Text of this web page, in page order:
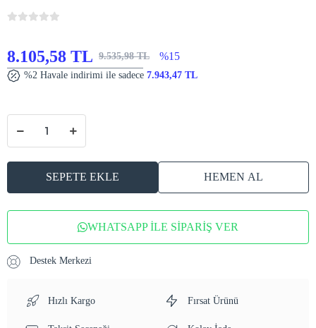
8.105,58 TL 9.535,98 TL %15
%2 Havale indirimi ile sadece 7.943,47 TL
SEPETE EKLE HEMEN AL
WHATSAPP İLE SİPARİŞ VER
Destek Merkezi
Hızlı Kargo Fırsat Ürünü